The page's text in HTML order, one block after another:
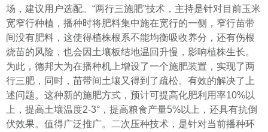
场，建议用户选配。 “两行三施肥”技术，主持是针对目前玉米
宽窄行种植，播种时将肥料集中施在宽行的一侧，窄行苗带
间没有肥料，这使得植株根系不能均衡吸收养分，还有伤根
烧苗的风险，也会因土壤板结地温回升慢，影响植株生长。
为此，德邦大为在播种机上增设了一个施肥装置，实现了两
行三肥，同时，苗带间土壤又得到了疏松。有效的解决了上
述问题。这种新的施肥方式，预计可提高化肥利用率10%以
上，提高土壤温度2-3°，提高粮食产量5%以上，还具有抗倒
伏效果。值得广泛推广。
二次压种技术，是针对当前播种环